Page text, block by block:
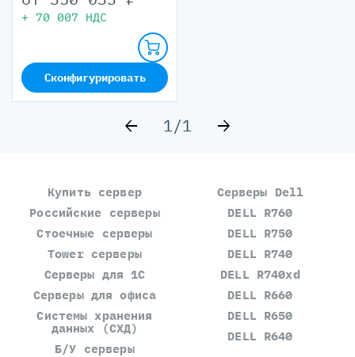
+ 70 007 НДС
Сконфигурировать
1/1
Купить сервер
Российские серверы
Стоечные серверы
Tower серверы
Серверы для 1С
Серверы для офиса
Системы хранения
данных (СХД)
Б/У серверы
Серверы Dell
DELL R760
DELL R750
DELL R740
DELL R740xd
DELL R660
DELL R650
DELL R640